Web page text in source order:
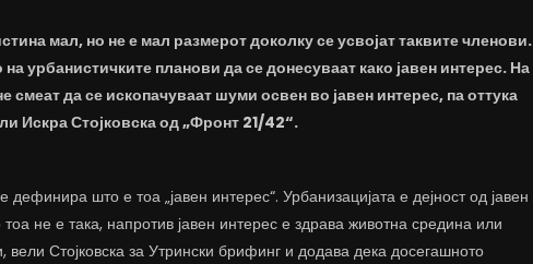
мал, но не е мал размерот доколку се усвојат таквите членови.
урбанистичките планови да се донесуваат како јавен интерес. На
смеат да се ископачуваат шуми освен во јавен интерес, па оттука
Искра Стојковска од „Фронт 21/42“.
што е тоа „јавен интерес“. Урбанизацијата е дејност од јавен
не е така, напротив јавен интерес е здрава животна средина или
Стојковска за Утрински брифинг и додава дека досегашното